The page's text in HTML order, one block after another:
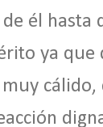
él hasta
ya que